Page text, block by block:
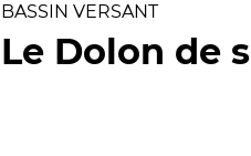
BASSIN VERSANT
Le Dolon de